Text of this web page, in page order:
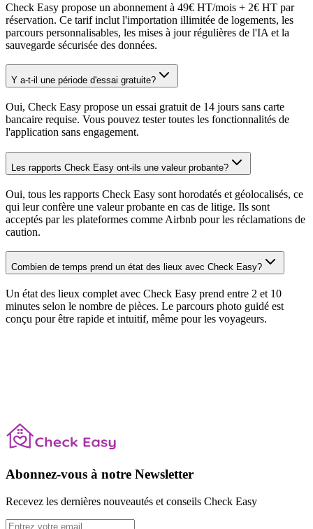
Check Easy propose un abonnement à 49€ HT/mois + 2€ HT par
réservation. Ce tarif inclut l'importation illimitée de logements, les
parcours personnalisables, les mises à jour régulières de l'IA et la
sauvegarde sécurisée des données.
Y a-t-il une période d'essai gratuite?
Oui, Check Easy propose un essai gratuit de 14 jours sans carte
bancaire requise. Vous pouvez tester toutes les fonctionnalités de
l'application sans engagement.
Les rapports Check Easy ont-ils une valeur probante?
Oui, tous les rapports Check Easy sont horodatés et géolocalisés, ce
qui leur confère une valeur probante en cas de litige. Ils sont
acceptés par les plateformes comme Airbnb pour les réclamations de
caution.
Combien de temps prend un état des lieux avec Check Easy?
Un état des lieux complet avec Check Easy prend entre 2 et 10
minutes selon le nombre de pièces. Le parcours photo guidé est
conçu pour être rapide et intuitif, même pour les voyageurs.
Essayez maintenant
Abonnez-vous à notre Newsletter
Recevez les dernières nouveautés et conseils Check Easy